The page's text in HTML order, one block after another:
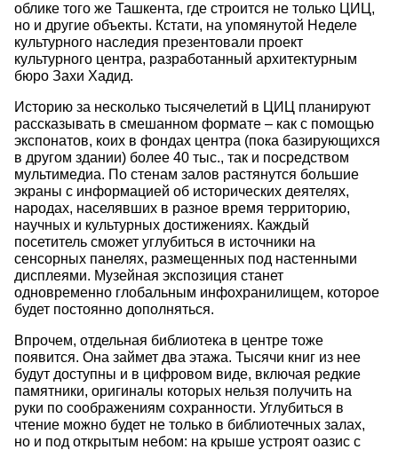
облике того же Ташкента, где строится не только ЦИЦ,
но и другие объекты. Кстати, на упомянутой Неделе
культурного наследия презентовали проект
культурного центра, разработанный архитектурным
бюро Захи Хадид.
Историю за несколько тысячелетий в ЦИЦ планируют
рассказывать в смешанном формате – как с помощью
экспонатов, коих в фондах центра (пока базирующихся
в другом здании) более 40 тыс., так и посредством
мультимедиа. По стенам залов растянутся большие
экраны с информацией об исторических деятелях,
народах, населявших в разное время территорию,
научных и культурных достижениях. Каждый
посетитель сможет углубиться в источники на
сенсорных панелях, размещенных под настенными
дисплеями. Музейная экспозиция станет
одновременно глобальным инфохранилищем, которое
будет постоянно дополняться.
Впрочем, отдельная библиотека в центре тоже
появится. Она займет два этажа. Тысячи книг из нее
будут доступны и в цифровом виде, включая редкие
памятники, оригиналы которых нельзя получить на
руки по соображениям сохранности. Углубиться в
чтение можно будет не только в библиотечных залах,
но и под открытым небом: на крыше устроят оазис с